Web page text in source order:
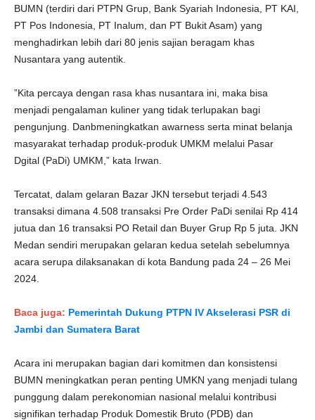
BUMN (terdiri dari PTPN Grup, Bank Syariah Indonesia, PT KAI,
PT Pos Indonesia, PT Inalum, dan PT Bukit Asam) yang
menghadirkan lebih dari 80 jenis sajian beragam khas
Nusantara yang autentik.
”Kita percaya dengan rasa khas nusantara ini, maka bisa
menjadi pengalaman kuliner yang tidak terlupakan bagi
pengunjung. Danbmeningkatkan awarness serta minat belanja
masyarakat terhadap produk-produk UMKM melalui Pasar
Dgital (PaDi) UMKM,” kata Irwan.
Tercatat, dalam gelaran Bazar JKN tersebut terjadi 4.543
transaksi dimana 4.508 transaksi Pre Order PaDi senilai Rp 414
jutua dan 16 transaksi PO Retail dan Buyer Grup Rp 5 juta. JKN
Medan sendiri merupakan gelaran kedua setelah sebelumnya
acara serupa dilaksanakan di kota Bandung pada 24 – 26 Mei
2024.
Baca juga: Pemerintah Dukung PTPN IV Akselerasi PSR di
Jambi dan Sumatera Barat
Acara ini merupakan bagian dari komitmen dan konsistensi
BUMN meningkatkan peran penting UMKN yang menjadi tulang
punggung dalam perekonomian nasional melalui kontribusi
signifikan terhadap Produk Domestik Bruto (PDB) dan